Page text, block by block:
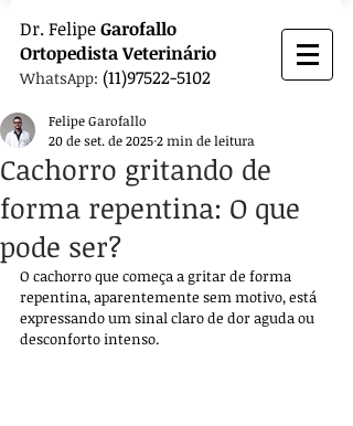
Dr. FelipeGarofallo
OrtopedistaVeterinário
WhatsApp: (11)97522-5102
Cachorro gritando de
forma repentina: O que
pode ser?
Felipe Garofallo
20 de set. de 20252 min de leitura
O cachorro que começa a gritar de forma
repentina, aparentemente sem motivo, está
expressando um sinal claro de dor aguda ou
desconforto intenso.